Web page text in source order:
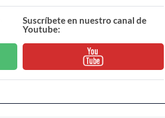
Suscríbete en nuestro canal de
Youtube: